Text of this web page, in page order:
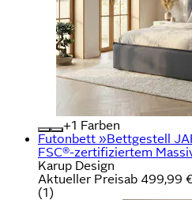
+
Farben
Futonbett »Bettgestell
FSC®-zertifiziertem
Karup Design
Aktueller Preisab 499,99
(1)